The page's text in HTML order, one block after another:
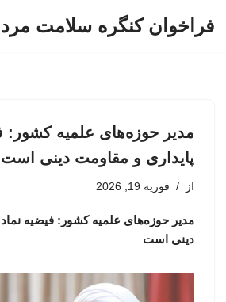
فراخوان کنگره سلامت
مدیر حوزه‌های علمیه کشور:
پایداری و مقاومت دینی است
از فوریه 19, 2026
مدیر حوزه‌های علمیه کشور: فیضیه
دینی است